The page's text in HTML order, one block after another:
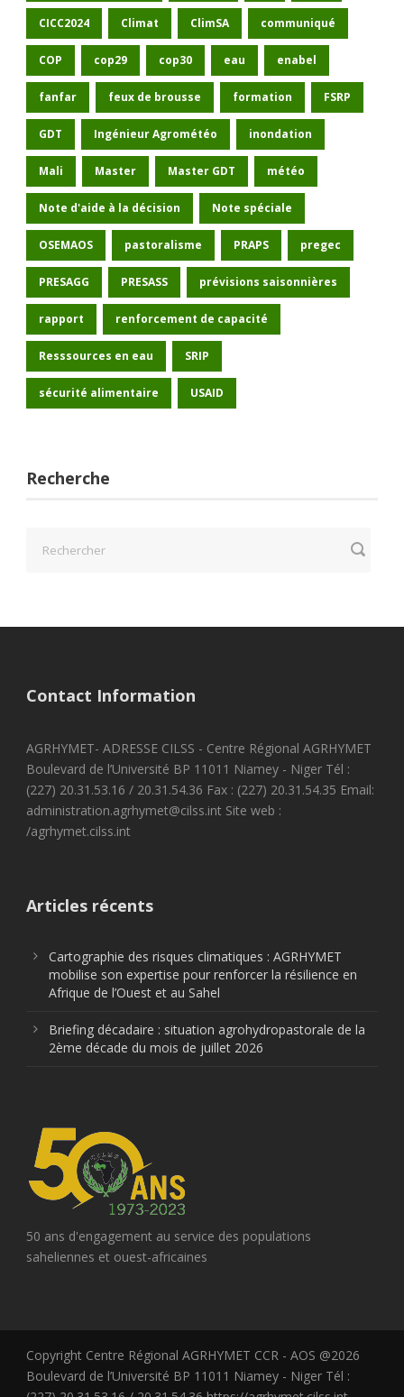
CICC2024 Climat ClimSA communiqué
COP cop29 cop30 eau enabel
fanfar feux de brousse formation FSRP
GDT Ingénieur Agrométéo inondation
Mali Master Master GDT météo
Note d'aide à la décision Note spéciale
OSEMAOS pastoralisme PRAPS pregec
PRESAGG PRESASS prévisions saisonnières
rapport renforcement de capacité
Resssources en eau SRIP
sécurité alimentaire USAID
Recherche
Contact Information
AGRHYMET- ADRESSE CILSS - Centre Régional AGRHYMET
Boulevard de l’Université BP 11011 Niamey - Niger Tél :
(227) 20.31.53.16 / 20.31.54.36 Fax : (227) 20.31.54.35 Email:
administration.agrhymet@cilss.int Site web :
/agrhymet.cilss.int
Articles récents
Cartographie des risques climatiques : AGRHYMET
mobilise son expertise pour renforcer la résilience en
Afrique de l’Ouest et au Sahel
Briefing décadaire : situation agrohydropastorale de la
2ème décade du mois de juillet 2026
50 ans d'engagement au service des populations
saheliennes et ouest-africaines
Copyright Centre Régional AGRHYMET CCR - AOS @2026
Boulevard de l’Université BP 11011 Niamey - Niger Tél :